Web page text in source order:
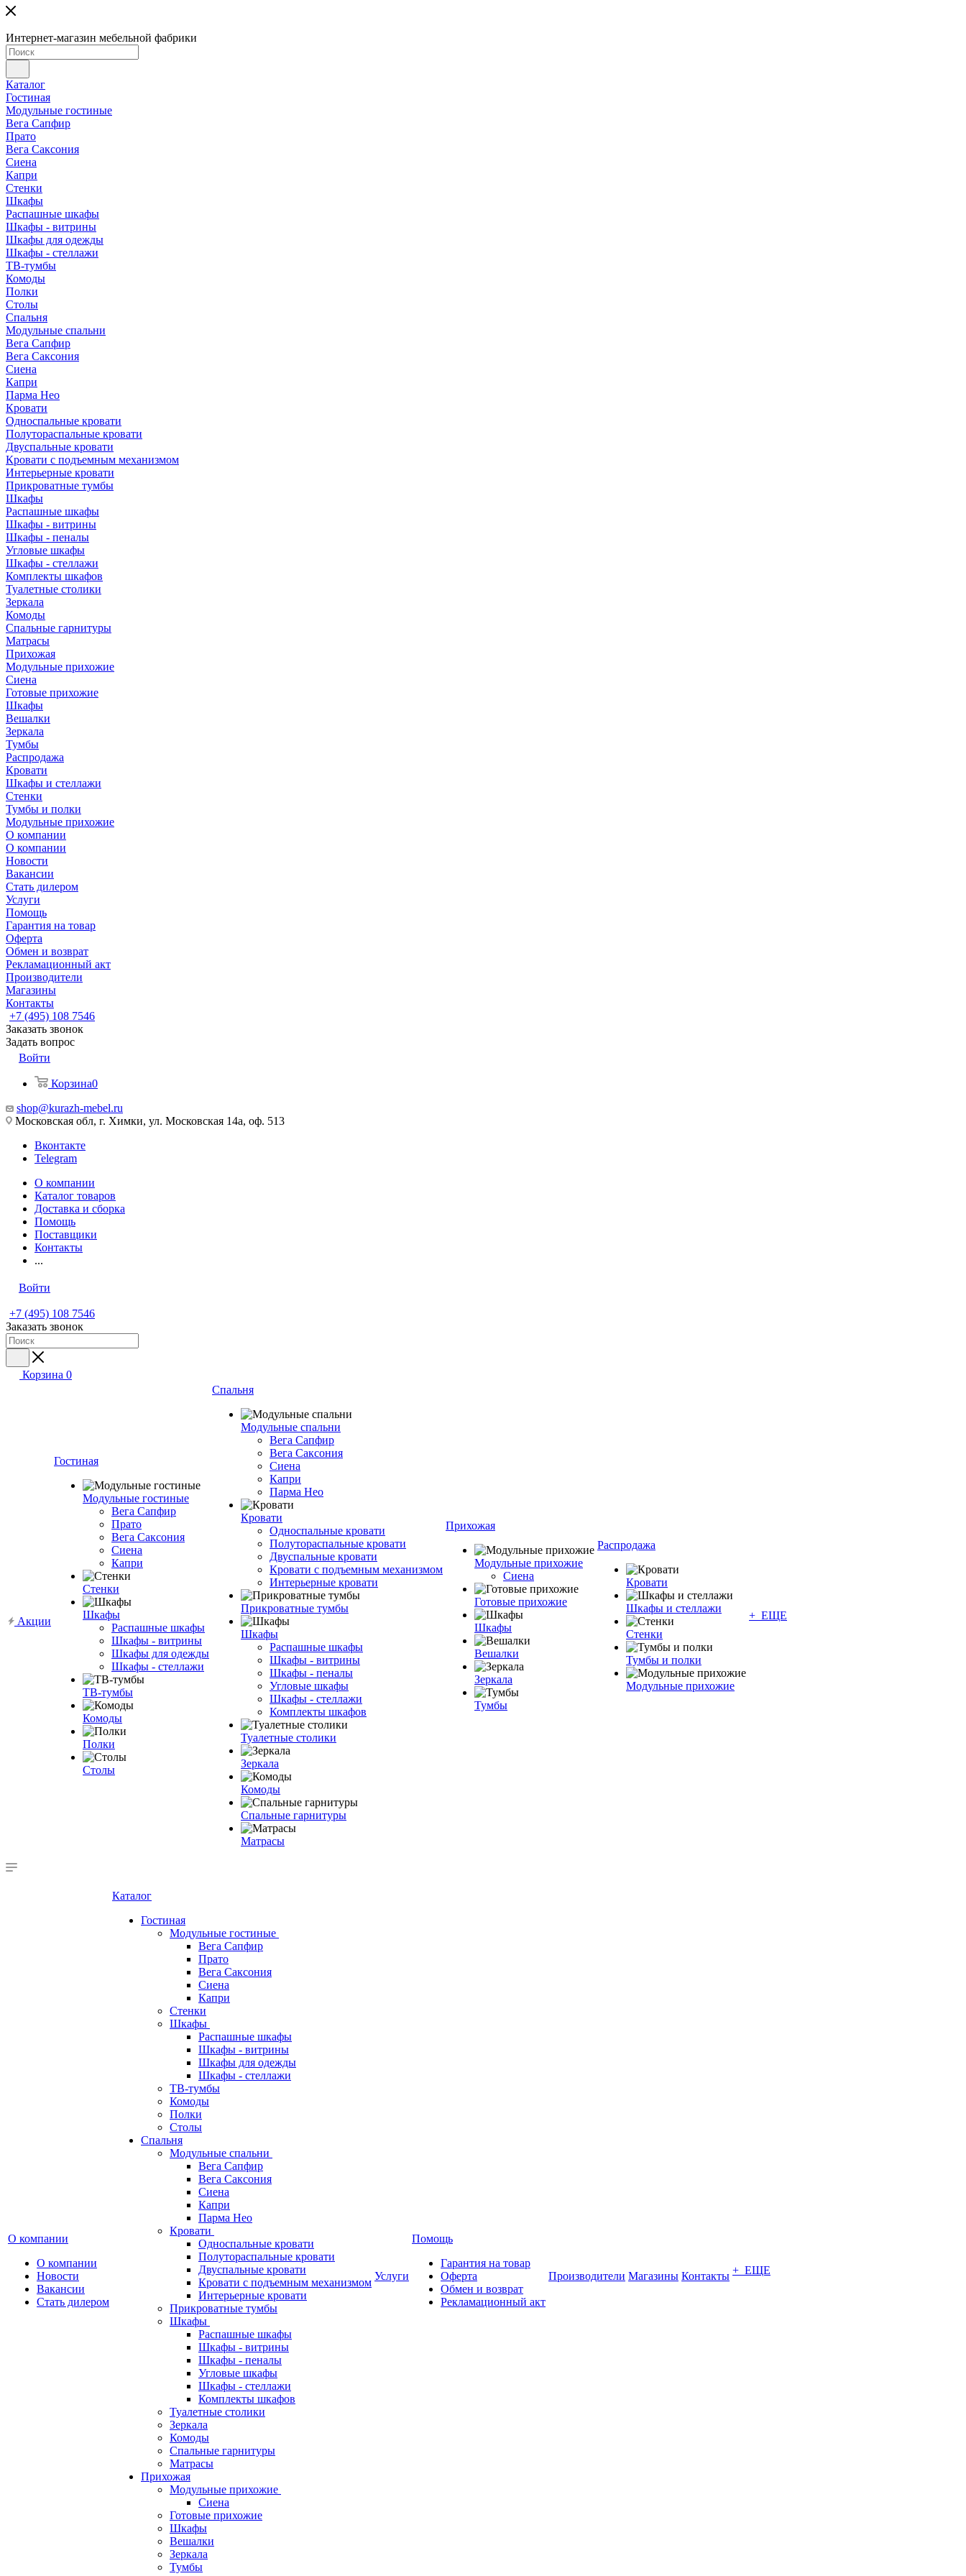
Интернет-магазин мебельной фабрики
Каталог
Гостиная
Модульные гостиные
Вега Сапфир
Прато
Вега Саксония
Сиена
Капри
Стенки
Шкафы
Распашные шкафы
Шкафы - витрины
Шкафы для одежды
Шкафы - стеллажи
ТВ-тумбы
Комоды
Полки
Столы
Спальня
Модульные спальни
Вега Сапфир
Вега Саксония
Сиена
Капри
Парма Нео
Кровати
Односпальные кровати
Полутораспальные кровати
Двуспальные кровати
Кровати с подъемным механизмом
Интерьерные кровати
Прикроватные тумбы
Шкафы
Распашные шкафы
Шкафы - витрины
Шкафы - пеналы
Угловые шкафы
Шкафы - стеллажи
Комплекты шкафов
Туалетные столики
Зеркала
Комоды
Спальные гарнитуры
Матрасы
Прихожая
Модульные прихожие
Сиена
Готовые прихожие
Шкафы
Вешалки
Зеркала
Тумбы
Распродажа
Кровати
Шкафы и стеллажи
Стенки
Тумбы и полки
Модульные прихожие
О компании
О компании
Новости
Вакансии
Стать дилером
Услуги
Помощь
Гарантия на товар
Оферта
Обмен и возврат
Рекламационный акт
Производители
Магазины
Контакты
+7 (495) 108 7546
Заказать звонок
Задать вопрос
Войти
Корзина0
shop@kurazh-mebel.ru
Московская обл, г. Химки, ул. Московская 14а, оф. 513
Вконтакте
Telegram
О компании
Каталог товаров
Доставка и сборка
Помощь
Поставщики
Контакты
...
Войти
+7 (495) 108 7546
Заказать звонок
Корзина 0
Акции
Гостиная
Модульные гостиные
Вега Сапфир
Прато
Вега Саксония
Сиена
Капри
Стенки
Шкафы
Распашные шкафы
Шкафы - витрины
Шкафы для одежды
Шкафы - стеллажи
ТВ-тумбы
Комоды
Полки
Столы
Спальня
Модульные спальни
Вега Сапфир
Вега Саксония
Сиена
Капри
Парма Нео
Кровати
Односпальные кровати
Полутораспальные кровати
Двуспальные кровати
Кровати с подъемным механизмом
Интерьерные кровати
Прикроватные тумбы
Шкафы
Распашные шкафы
Шкафы - витрины
Шкафы - пеналы
Угловые шкафы
Шкафы - стеллажи
Комплекты шкафов
Туалетные столики
Зеркала
Комоды
Спальные гарнитуры
Матрасы
Прихожая
Модульные прихожие
Сиена
Готовые прихожие
Шкафы
Вешалки
Зеркала
Тумбы
Распродажа
Кровати
Шкафы и стеллажи
Стенки
Тумбы и полки
Модульные прихожие
+ ЕЩЕ
О компании
О компании
Новости
Вакансии
Стать дилером
Каталог
Гостиная
Модульные гостиные
Вега Сапфир
Прато
Вега Саксония
Сиена
Капри
Стенки
Шкафы
Распашные шкафы
Шкафы - витрины
Шкафы для одежды
Шкафы - стеллажи
ТВ-тумбы
Комоды
Полки
Столы
Спальня
Модульные спальни
Вега Сапфир
Вега Саксония
Сиена
Капри
Парма Нео
Кровати
Односпальные кровати
Полутораспальные кровати
Двуспальные кровати
Кровати с подъемным механизмом
Интерьерные кровати
Прикроватные тумбы
Шкафы
Распашные шкафы
Шкафы - витрины
Шкафы - пеналы
Угловые шкафы
Шкафы - стеллажи
Комплекты шкафов
Туалетные столики
Зеркала
Комоды
Спальные гарнитуры
Матрасы
Прихожая
Модульные прихожие
Сиена
Готовые прихожие
Шкафы
Вешалки
Зеркала
Тумбы
Услуги
Помощь
Гарантия на товар
Оферта
Обмен и возврат
Рекламационный акт
Производители Магазины Контакты + ЕЩЕ